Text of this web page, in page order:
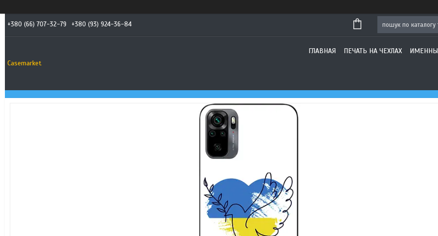
+380 (66) 707-32-79 +380 (93) 924-36-84
Casemarket
ГЛАВНАЯ ПЕЧАТЬ НА ЧЕХЛАХ